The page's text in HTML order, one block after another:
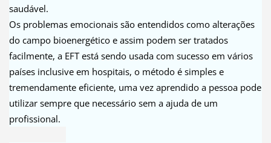
saudável.
Os problemas emocionais são entendidos como alterações
do campo bioenergético e assim podem ser tratados
facilmente, a EFT está sendo usada com sucesso em vários
países inclusive em hospitais, o método é simples e
tremendamente eficiente, uma vez aprendido a pessoa pode
utilizar sempre que necessário sem a ajuda de um
profissional.